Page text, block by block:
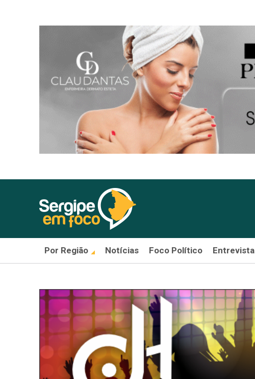
Por Região Notícias Foco Político